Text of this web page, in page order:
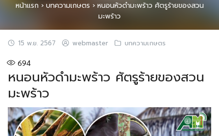
หน้าแรก› บทความเกษตร › หนอนหัวดำมะพร้าว ศัตรูร้ายของสวน
มะพร้าว
15 พ.ย. 2567 webmaster บทความเกษตร
694
หนอนหัวดำมะพร้าว ศัตรูร้ายของสวน
มะพร้าว